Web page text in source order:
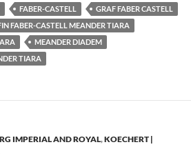
FABER-CASTELL
GRAF FABER CASTELL
FABER-CASTELL MEANDER TIARA
MEANDER DIADEM
TIARA
IMPERIAL AND ROYAL,KOECHERT |